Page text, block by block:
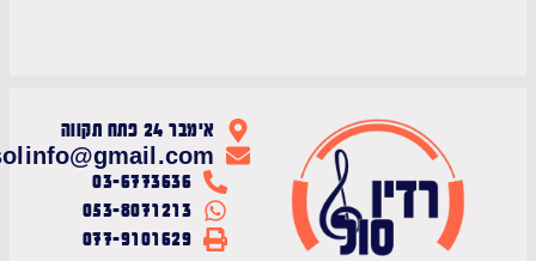
אימבר 24 פתח תקווה
radiosolinfo@gmail.com
03-6773636
053-8071213
077-9101629